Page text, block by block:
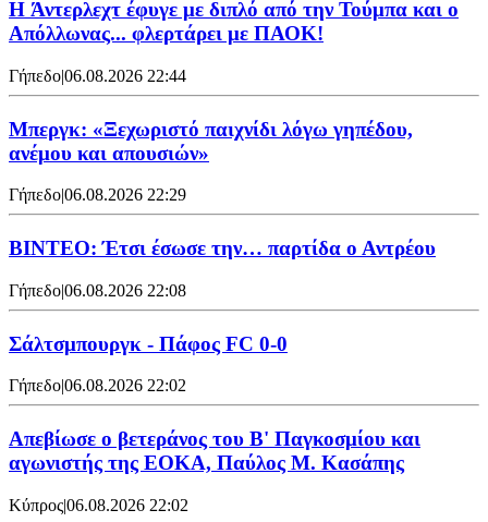
H Άντερλεχτ έφυγε με διπλό από την Τούμπα και ο
Απόλλωνας... φλερτάρει με ΠΑΟΚ!
Γήπεδο|06.08.2026 22:44
Μπεργκ: «Ξεχωριστό παιχνίδι λόγω γηπέδου,
ανέμου και απουσιών»
Γήπεδο|06.08.2026 22:29
ΒΙΝΤΕΟ: Έτσι έσωσε την… παρτίδα ο Αντρέου
Γήπεδο|06.08.2026 22:08
Σάλτσμπουργκ - Πάφος FC 0-0
Γήπεδο|06.08.2026 22:02
Απεβίωσε ο βετεράνος του Β' Παγκοσμίου και
αγωνιστής της ΕΟΚΑ, Παύλος Μ. Κασάπης
Κύπρος|06.08.2026 22:02